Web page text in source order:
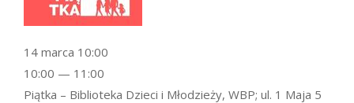
14 marca 10:00
10:00 — 11:00
Piątka – Biblioteka Dzieci i Młodzieży, WBP; ul. 1 Maja 5